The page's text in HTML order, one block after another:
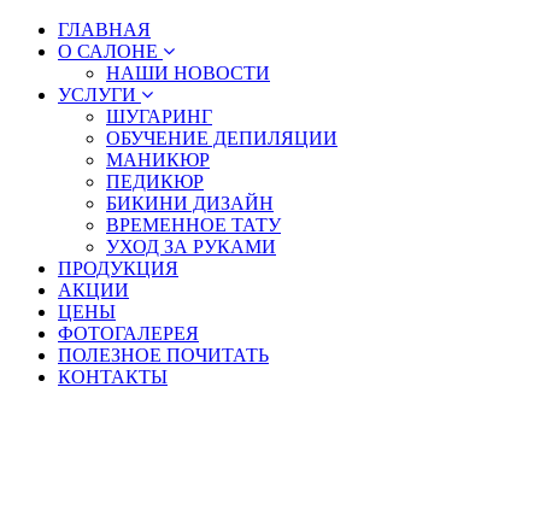
ГЛАВНАЯ
О САЛОНЕ
НАШИ НОВОСТИ
УСЛУГИ
ШУГАРИНГ
ОБУЧЕНИЕ ДЕПИЛЯЦИИ
МАНИКЮР
ПЕДИКЮР
БИКИНИ ДИЗАЙН
ВРЕМЕННОЕ ТАТУ
УХОД ЗА РУКАМИ
ПРОДУКЦИЯ
АКЦИИ
ЦЕНЫ
ФОТОГАЛЕРЕЯ
ПОЛЕЗНОЕ ПОЧИТАТЬ
КОНТАКТЫ